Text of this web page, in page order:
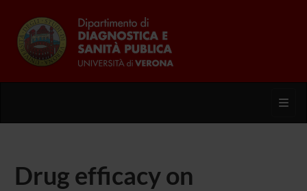
Drug efficacy on